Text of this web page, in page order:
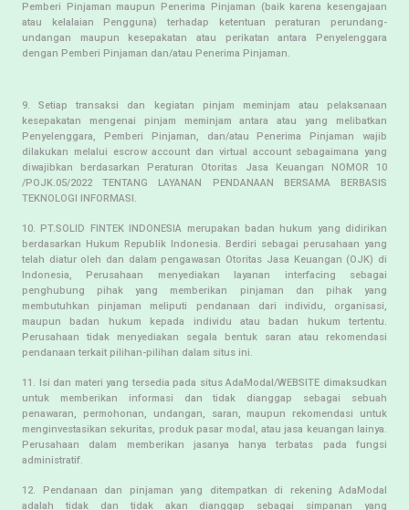
Pemberi Pinjaman maupun Penerima Pinjaman (baik karena kesengajaan
atau kelalaian Pengguna) terhadap ketentuan peraturan perundang-
undangan maupun kesepakatan atau perikatan antara Penyelenggara
dengan Pemberi Pinjaman dan/atau Penerima Pinjaman.
9. Setiap transaksi dan kegiatan pinjam meminjam atau pelaksanaan
kesepakatan mengenai pinjam meminjam antara atau yang melibatkan
Penyelenggara, Pemberi Pinjaman, dan/atau Penerima Pinjaman wajib
dilakukan melalui escrow account dan virtual account sebagaimana yang
diwajibkan berdasarkan Peraturan Otoritas Jasa Keuangan NOMOR 10
/POJK.05/2022 TENTANG LAYANAN PENDANAAN BERSAMA BERBASIS
TEKNOLOGI INFORMASI.
10. PT.SOLID FINTEK INDONESIA merupakan badan hukum yang didirikan
berdasarkan Hukum Republik Indonesia. Berdiri sebagai perusahaan yang
telah diatur oleh dan dalam pengawasan Otoritas Jasa Keuangan (OJK) di
Indonesia, Perusahaan menyediakan layanan interfacing sebagai
penghubung pihak yang memberikan pinjaman dan pihak yang
membutuhkan pinjaman meliputi pendanaan dari individu, organisasi,
maupun badan hukum kepada individu atau badan hukum tertentu.
Perusahaan tidak menyediakan segala bentuk saran atau rekomendasi
pendanaan terkait pilihan-pilihan dalam situs ini.
11. Isi dan materi yang tersedia pada situs AdaModal/WEBSITE dimaksudkan
untuk memberikan informasi dan tidak dianggap sebagai sebuah
penawaran, permohonan, undangan, saran, maupun rekomendasi untuk
menginvestasikan sekuritas, produk pasar modal, atau jasa keuangan lainya.
Perusahaan dalam memberikan jasanya hanya terbatas pada fungsi
administratif.
12. Pendanaan dan pinjaman yang ditempatkan di rekening AdaModal
adalah tidak dan tidak akan dianggap sebagai simpanan yang